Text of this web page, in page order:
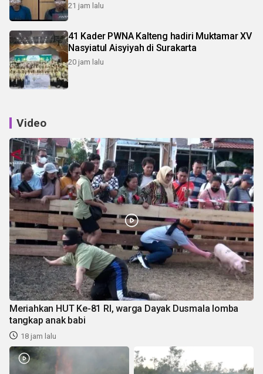
21 jam lalu
41 Kader PWNA Kalteng hadiri Muktamar XV
Nasyiatul Aisyiyah di Surakarta
20 jam lalu
Video
Meriahkan HUT Ke-81 RI, warga Dayak Dusmala lomba
tangkap anak babi
18 jam lalu